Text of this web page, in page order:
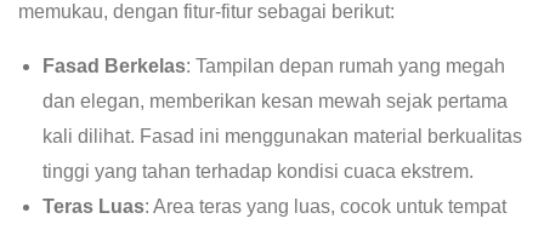
memukau, dengan fitur-fitur sebagai berikut:
Fasad Berkelas: Tampilan depan rumah yang megah
dan elegan, memberikan kesan mewah sejak pertama
kali dilihat. Fasad ini menggunakan material berkualitas
tinggi yang tahan terhadap kondisi cuaca ekstrem.
Teras Luas: Area teras yang luas, cocok untuk tempat